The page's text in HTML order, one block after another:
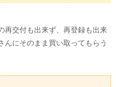
再交付も出来ず、再登録も出来
んにそのまま買い取ってもらう